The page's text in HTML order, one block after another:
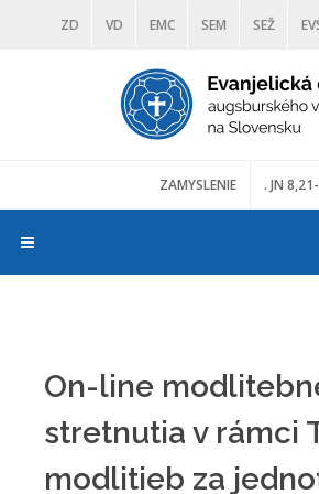
ZD VD EMC SEM SEŽ
DIAKONIA ŠKOLY
ZAMYSLENIE . JN
On-line
stretnutia v rámci
modlitieb za